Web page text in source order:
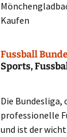
Kaufen
Fussball
Sports,
Die
professionelle
und ist der